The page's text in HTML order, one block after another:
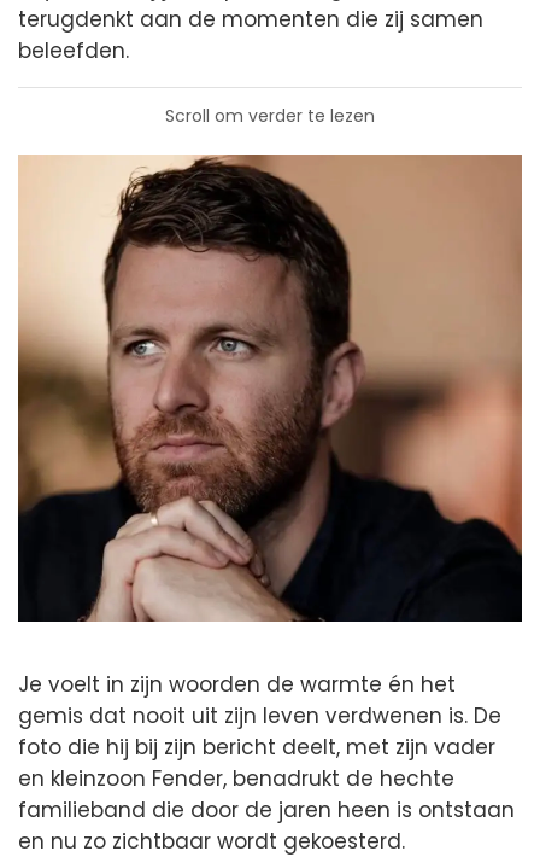
terugdenkt aan de momenten die zij samen
beleefden.
Scroll om verder te lezen
Je voelt in zijn woorden de warmte én het
gemis dat nooit uit zijn leven verdwenen is. De
foto die hij bij zijn bericht deelt, met zijn vader
en kleinzoon Fender, benadrukt de hechte
familieband die door de jaren heen is ontstaan
en nu zo zichtbaar wordt gekoesterd.